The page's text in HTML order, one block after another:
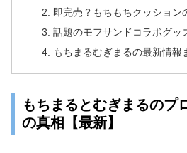
即完売？もちもちクッション
話題のモフサンドコラボグッ
もちまるむぎまるの最新情報
もちまるとむぎまるのプ
の真相【最新】